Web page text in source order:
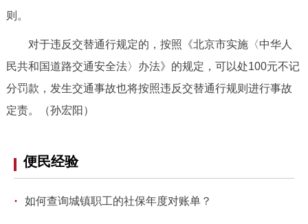
则。
对于违反交替通行规定的，按照《北京市实施〈中华人
民共和国道路交通安全法〉办法》的规定，可以处100元不记
分罚款，发生交通事故也将按照违反交替通行规则进行事故
定责。（孙宏阳）
便民经验
· 如何查询城镇职工的社保年度对账单？